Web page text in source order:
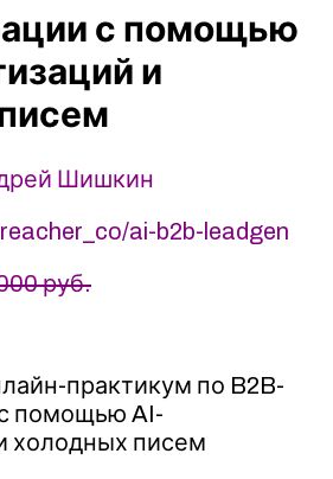
с помощью
и
Шишкин
ai-b2b-leadgen
руб.
практикум по B2B-
помощью AI-
холодных писем